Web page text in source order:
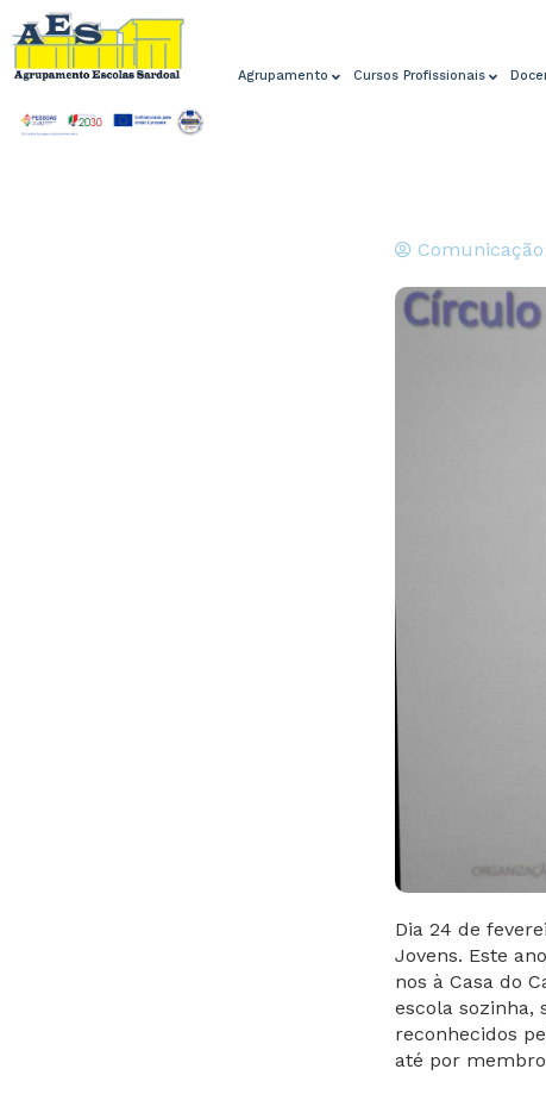
Agrupamento Cursos Profissionais
Comunicação
Dia 24 de
Jovens. Este
nos à Casa do
escola sozinha,
reconhecidos
até por